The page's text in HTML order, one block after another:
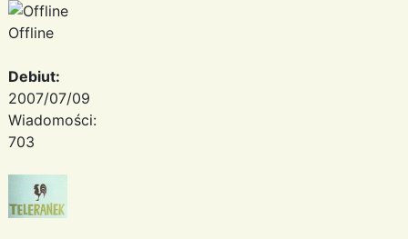
Offline
Debiut:
2007/07/09
Wiadomości:
703